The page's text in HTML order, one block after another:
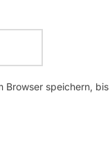
Browser speichern,